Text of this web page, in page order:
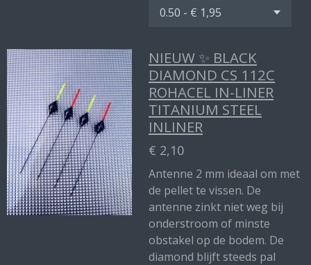
NIEUW ✨ BLACK
DIAMOND CS 112C
ROHACEL IN-LINER
TITANIUM STEEL
INLINER
€ 2,10
Antenne 2 mm ideaal om met
de pellet te vissen. De
antenne zinkt niet weg bij
onderstroom of minste
obstakel op de bodem. De
diamond blijft steeds pal